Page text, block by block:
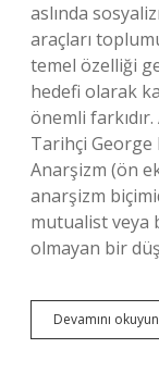
aslında
araçları
temel özelliği
hedefi olarak
önemli
Tarihçi George
Anarşizm (ön
anarşizm
mutualist veya
olmayan bir
Devamını okuyun